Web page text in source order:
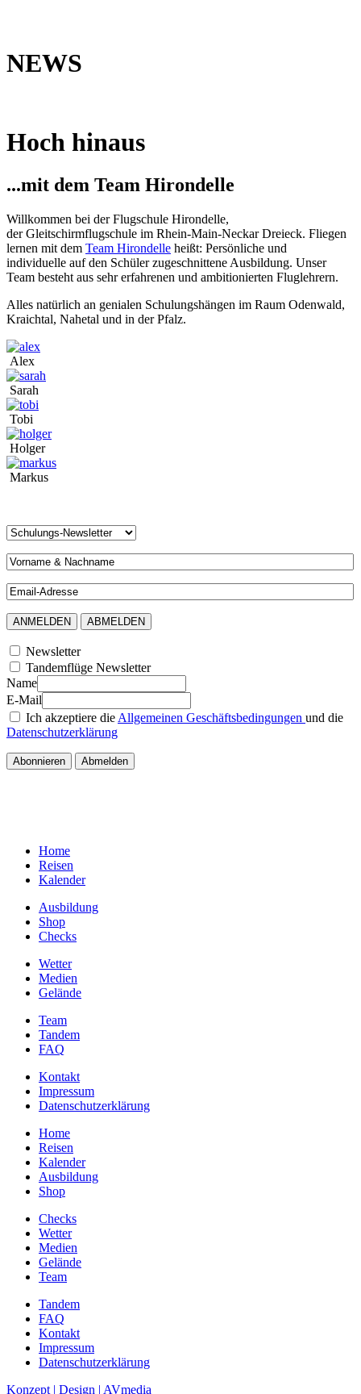
NEWS
Hoch hinaus
...mit dem Team Hirondelle
Willkommen bei der Flugschule Hirondelle,
der Gleitschirmflugschule im Rhein-Main-Neckar Dreieck. Fliegen
lernen mit dem Team Hirondelle heißt: Persönliche und
individuelle auf den Schüler zugeschnittene Ausbildung. Unser
Team besteht aus sehr erfahrenen und ambitionierten Fluglehrern.
Alles natürlich an genialen Schulungshängen im Raum Odenwald,
Kraichtal, Nahetal und in der Pfalz.
Alex
Sarah
Tobi
Holger
Markus
Newsletter
Tandemflüge Newsletter
Name
E-Mail
Ich akzeptiere die Allgemeinen Geschäftsbedingungen und die
Datenschutzerklärung
Home
Reisen
Kalender
Ausbildung
Shop
Checks
Wetter
Medien
Gelände
Team
Tandem
FAQ
Kontakt
Impressum
Datenschutzerklärung
Home
Reisen
Kalender
Ausbildung
Shop
Checks
Wetter
Medien
Gelände
Team
Tandem
FAQ
Kontakt
Impressum
Datenschutzerklärung
Konzept | Design | AVmedia